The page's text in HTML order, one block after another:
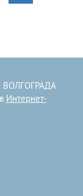
Интернет-